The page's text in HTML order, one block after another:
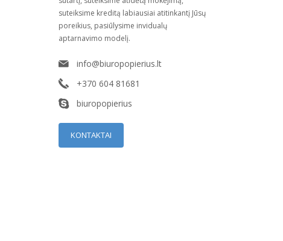
suteiksime kreditą labiausiai atitinkantį Jūsų
poreikius, pasiūlysime invidualų
aptarnavimo modelį.
info@biuropopierius.lt
+370 604 81681
biuropopierius
KONTAKTAI